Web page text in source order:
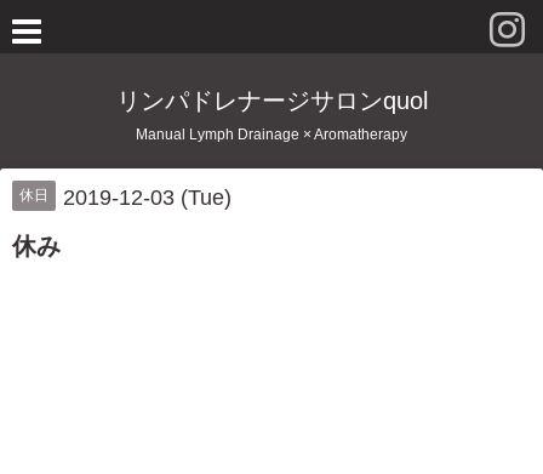
リンパドレナージサロンquol
Manual Lymph Drainage × Aromatherapy
休日 2019-12-03 (Tue)
休み